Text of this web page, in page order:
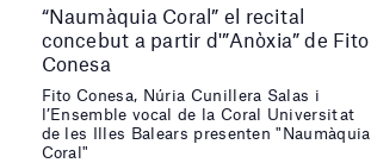
“Naumàquia Coral” el recital
concebut a partir d'”Anòxia” de Fito
Conesa
Fito Conesa, Núria Cunillera Salas i
l’Ensemble vocal de la Coral Universitat
de les Illes Balears presenten "Naumàquia
Coral"